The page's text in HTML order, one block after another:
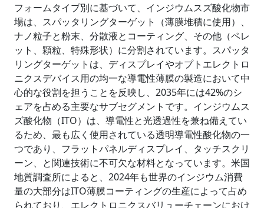
フォームタイプ別に基づいて、インジウムスズ酸化物市
場は、スパッタリングターゲット（薄膜堆積に使用）、
ナノ粒子と粉末、分散液とコーティング、その他（ペレ
ット、顆粒、特殊形状）に分割されています。スパッタ
リングターゲットは、ディスプレイやオプトエレクトロ
ニクスデバイス用の均一な導電性薄膜の製造において中
心的な役割を担うことを反映し、2035年には42%のシ
ェアを占める主要なサブセグメントです。インジウムス
ズ酸化物（ITO）は、導電性と光透過性を兼ね備えてい
るため、最も広く使用されている透明導電性酸化物の一
つであり、フラットパネルディスプレイ、タッチスクリ
ーン、と関連技術に不可欠な材料となっています。米国
地質調査所によると、2024年も世界のインジウム消費
量の大部分はITO薄膜コーティングの生産によって占め
られており、エレクトロニクスバリューチェーンにおけ